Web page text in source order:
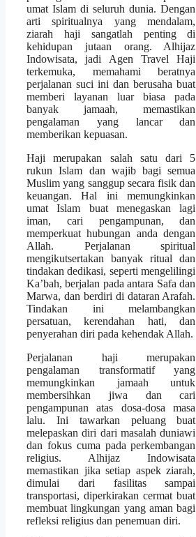
umat Islam di seluruh dunia. Dengan
arti spiritualnya yang mendalam,
ziarah haji sangatlah penting di
kehidupan jutaan orang. Alhijaz
Indowisata, jadi Agen Travel Haji
terkemuka, memahami beratnya
perjalanan suci ini dan berusaha buat
memberi layanan luar biasa pada
banyak jamaah, memastikan
pengalaman yang lancar dan
memberikan kepuasan.
Haji merupakan salah satu dari 5
rukun Islam dan wajib bagi semua
Muslim yang sanggup secara fisik dan
keuangan. Hal ini memungkinkan
umat Islam buat menegaskan lagi
iman, cari pengampunan, dan
memperkuat hubungan anda dengan
Allah. Perjalanan spiritual
mengikutsertakan banyak ritual dan
tindakan dedikasi, seperti mengelilingi
Ka’bah, berjalan pada antara Safa dan
Marwa, dan berdiri di dataran Arafah.
Tindakan ini melambangkan
persatuan, kerendahan hati, dan
penyerahan diri pada kehendak Allah.
Perjalanan haji merupakan
pengalaman transformatif yang
memungkinkan jamaah untuk
membersihkan jiwa dan cari
pengampunan atas dosa-dosa masa
lalu. Ini tawarkan peluang buat
melepaskan diri dari masalah duniawi
dan fokus cuma pada perkembangan
religius. Alhijaz Indowisata
memastikan jika setiap aspek ziarah,
dimulai dari fasilitas sampai
transportasi, diperkirakan cermat buat
membuat lingkungan yang aman bagi
refleksi religius dan penemuan diri.